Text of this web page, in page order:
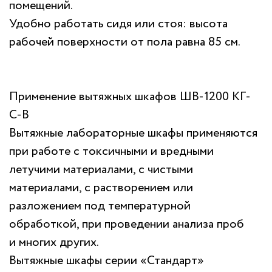
помещений.
Удобно работать сидя или стоя: высота
рабочей поверхности от пола равна 85 см.
Применение вытяжных шкафов ШВ-1200 КГ-
С-В
Вытяжные лабораторные шкафы применяются
при работе с токсичными и вредными
летучими материалами, с чистыми
материалами, с растворением или
разложением под температурной
обработкой, при проведении анализа проб
и многих других.
Вытяжные шкафы серии «Стандарт»